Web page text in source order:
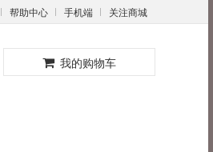
帮助中心 手机端 关注商城
我的购物车